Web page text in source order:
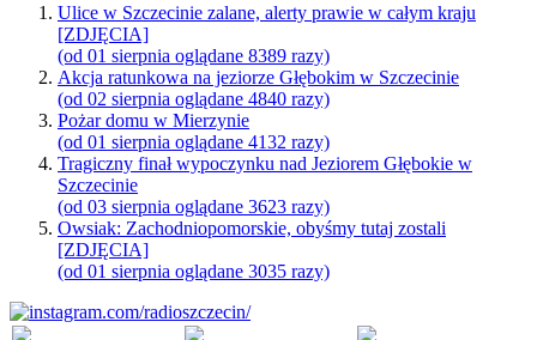
Ulice w Szczecinie zalane, alerty prawie w całym kraju
[ZDJĘCIA]
(od 01 sierpnia oglądane 8389 razy)
Akcja ratunkowa na jeziorze Głębokim w Szczecinie
(od 02 sierpnia oglądane 4840 razy)
Pożar domu w Mierzynie
(od 01 sierpnia oglądane 4132 razy)
Tragiczny finał wypoczynku nad Jeziorem Głębokie w
Szczecinie
(od 03 sierpnia oglądane 3623 razy)
Owsiak: Zachodniopomorskie, obyśmy tutaj zostali
[ZDJĘCIA]
(od 01 sierpnia oglądane 3035 razy)